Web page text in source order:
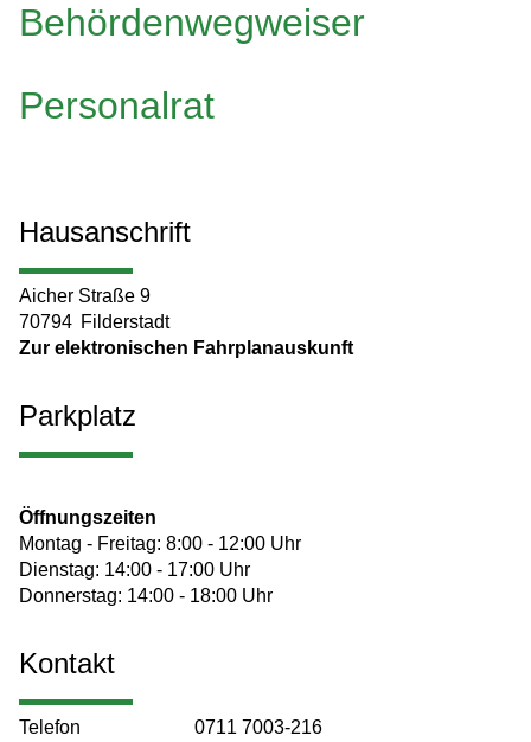
Behördenwegweiser
Personalrat
Hausanschrift
Aicher Straße 9
70794 Filderstadt
Zur elektronischen Fahrplanauskunft
Parkplatz
Öffnungszeiten
Montag - Freitag: 8:00 - 12:00 Uhr
Dienstag: 14:00 - 17:00 Uhr
Donnerstag: 14:00 - 18:00 Uhr
Kontakt
Telefon
0711 7003-216